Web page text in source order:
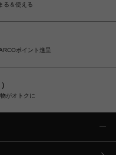
る＆使える
ポイント進呈
がオトクに